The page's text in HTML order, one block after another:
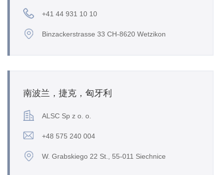
+41 44 931 10 10
Binzackerstrasse 33 CH-8620 Wetzikon
南波兰，捷克，匈牙利
ALSC Sp z o. o.
+48 575 240 004
W. Grabskiego 22 St., 55-011 Siechnice